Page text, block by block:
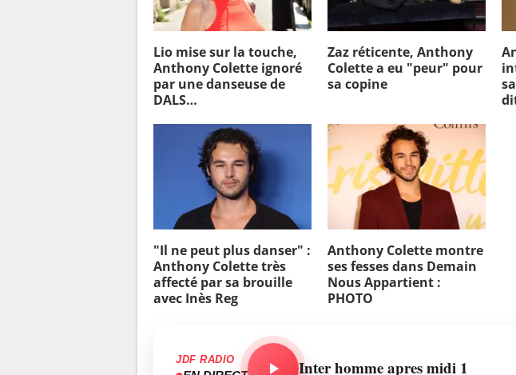
Lio mise sur la touche,
Anthony Colette ignoré
par une danseuse de
DALS…
Zaz réticente, Anthony
Colette a eu "peur" pour
sa copine
"Il ne peut plus danser" :
Anthony Colette très
affecté par sa brouille
avec Inès Reg
Anthony Colette montre
ses fesses dans Demain
Nous Appartient :
PHOTO
JDF RADIO Inter homme apres midi 1